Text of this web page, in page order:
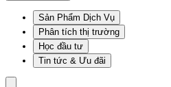
Sản Phẩm Dịch Vụ
Phân tích thị trường
Học đầu tư
Tin tức & Ưu đãi